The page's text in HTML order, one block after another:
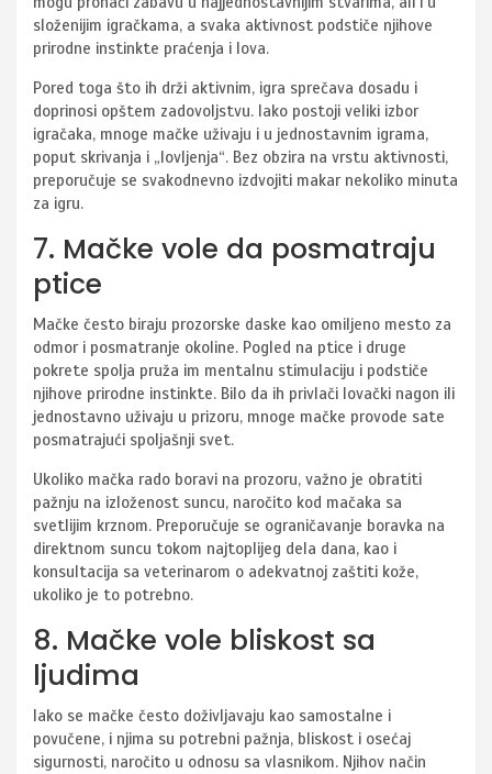
složenijim igračkama, a svaka aktivnost podstiče njihove
prirodne instinkte praćenja i lova.
Pored toga što ih drži aktivnim, igra sprečava dosadu i
doprinosi opštem zadovoljstvu. Iako postoji veliki izbor
igračaka, mnoge mačke uživaju i u jednostavnim igrama,
poput skrivanja i „lovljenja“. Bez obzira na vrstu aktivnosti,
preporučuje se svakodnevno izdvojiti makar nekoliko minuta
za igru.
7. Mačke vole da posmatraju
ptice
Mačke često biraju prozorske daske kao omiljeno mesto za
odmor i posmatranje okoline. Pogled na ptice i druge
pokrete spolja pruža im mentalnu stimulaciju i podstiče
njihove prirodne instinkte. Bilo da ih privlači lovački nagon ili
jednostavno uživaju u prizoru, mnoge mačke provode sate
posmatrajući spoljašnji svet.
Ukoliko mačka rado boravi na prozoru, važno je obratiti
pažnju na izloženost suncu, naročito kod mačaka sa
svetlijim krznom. Preporučuje se ograničavanje boravka na
direktnom suncu tokom najtoplijeg dela dana, kao i
konsultacija sa veterinarom o adekvatnoj zaštiti kože,
ukoliko je to potrebno.
8. Mačke vole bliskost sa
ljudima
Iako se mačke često doživljavaju kao samostalne i
povučene, i njima su potrebni pažnja, bliskost i osećaj
sigurnosti, naročito u odnosu sa vlasnikom. Njihov način